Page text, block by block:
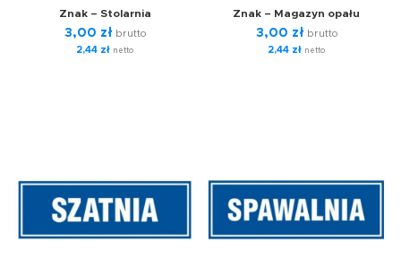
Znak – Stolarnia
3,00 zł brutto
2,44 zł netto
Znak – Magazyn opału
3,00 zł brutto
2,44 zł netto